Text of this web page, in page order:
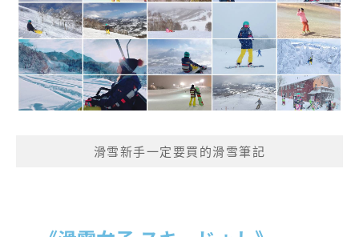
滑雪新手一定要買的滑雪筆記